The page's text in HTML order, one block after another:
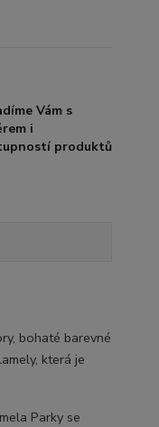
Vám s
i
produktů
bohaté barevné
která je
Parky se